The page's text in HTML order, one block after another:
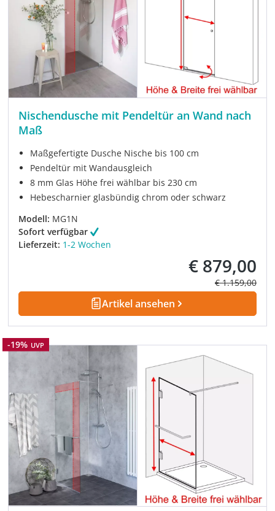
Nischendusche mit Pendeltür an Wand nach
Maß
Maßgefertigte Dusche Nische bis 100 cm
Pendeltür mit Wandausgleich
8 mm Glas Höhe frei wählbar bis 230 cm
Hebescharnier glasbündig chrom oder schwarz
Modell: MG1N
Sofort verfügbar
Lieferzeit: 1-2 Wochen
Verkaufspreis:
€ 879,00
Regulärer
€ 1.159,00
Artikel ansehen
Rabatt
-19% UVP